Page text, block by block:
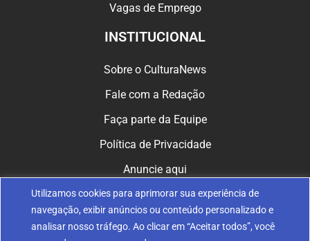
Utilizamos cookies para aprimorar sua experiência de
navegação, exibir anúncios ou conteúdo personalizado e
analisar nosso tráfego. Ao clicar em “Aceitar todos”, você
Vagas de Emprego
INSTITUCIONAL
Sobre o CulturaNews
Fale com a Redação
Faça parte da Equipe
Política de Privacidade
Anuncie aqui
CULTURA NAS REDES